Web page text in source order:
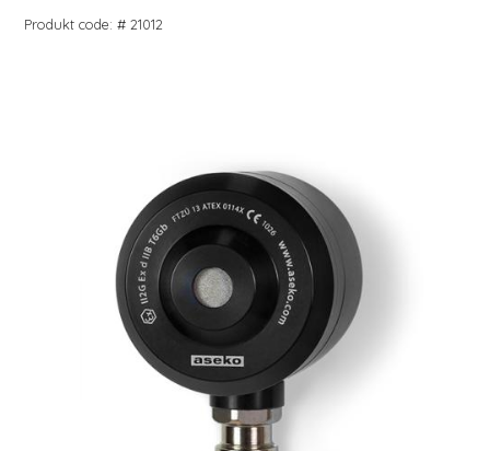
Produkt code: # 21012